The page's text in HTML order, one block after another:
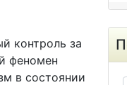
контроль за
феномен
в состоянии